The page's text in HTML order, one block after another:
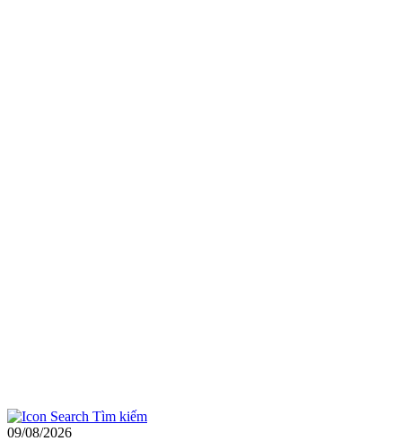
Tìm kiếm
09/08/2026